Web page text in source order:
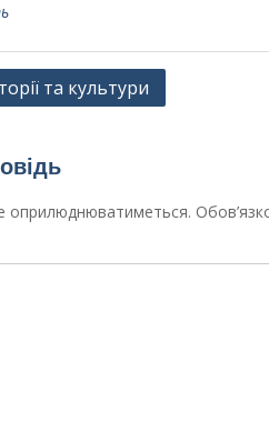
та культури
оприлюднюватиметься.